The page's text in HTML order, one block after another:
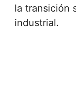
la transición
industrial.